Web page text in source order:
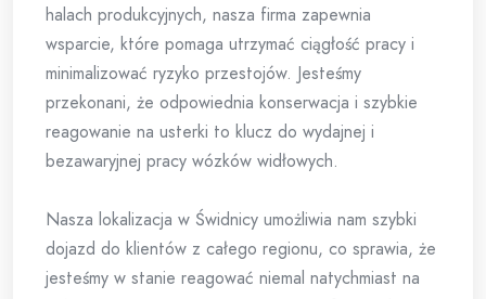
halach produkcyjnych, nasza firma zapewnia
wsparcie, które pomaga utrzymać ciągłość pracy i
minimalizować ryzyko przestojów. Jesteśmy
przekonani, że odpowiednia konserwacja i szybkie
reagowanie na usterki to klucz do wydajnej i
bezawaryjnej pracy wózków widłowych.
Nasza lokalizacja w Świdnicy umożliwia nam szybki
dojazd do klientów z całego regionu, co sprawia, że
jesteśmy w stanie reagować niemal natychmiast na